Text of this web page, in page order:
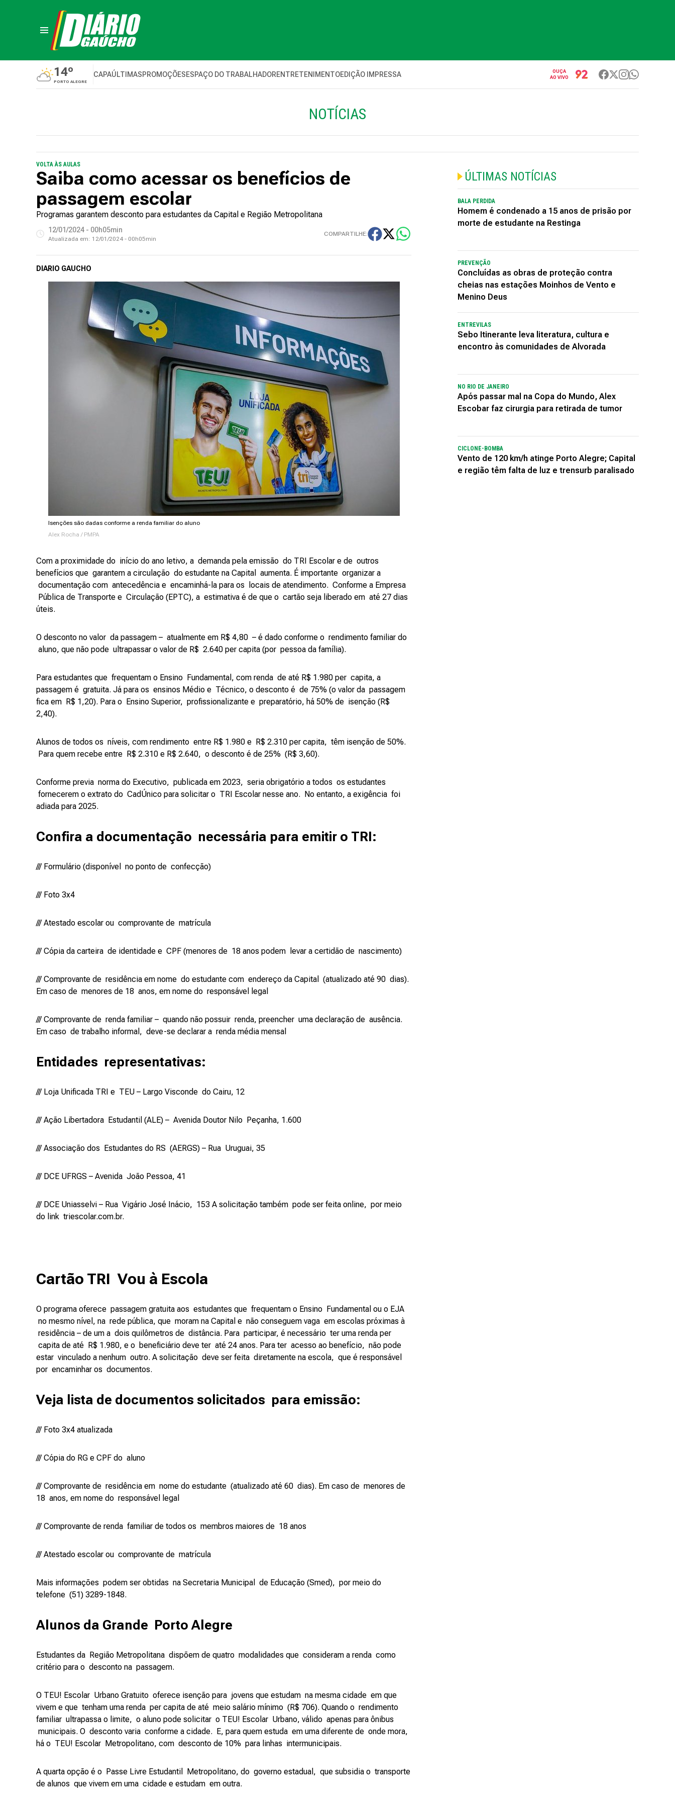
14º
PORTO ALEGRE
CAPAÚLTIMASPROMOÇÕESESPAÇO DO TRABALHADORENTRETENIMENTOEDIÇÃO IMPRESSA
OUÇA
AO VIVO
NOTÍCIAS
VOLTA ÀS AULAS
Saiba como acessar os benefícios de
passagem escolar
Programas garantem desconto para estudantes da Capital e Região Metropolitana
12/01/2024 - 00h05min
Atualizada em: 12/01/2024 - 00h05min
COMPARTILHE:
DIARIO GAUCHO
Isenções são dadas conforme a renda familiar do aluno
Alex Rocha / PMPA
Com a proximidade do início do ano letivo, a demanda pela emissão do TRI Escolar e de outros
benefícios que garantem a circulação do estudante na Capital aumenta. É importante organizar a
documentação com antecedência e encaminhá-la para os locais de atendimento. Conforme a Empresa
Pública de Transporte e Circulação (EPTC), a estimativa é de que o cartão seja liberado em até 27 dias
úteis.
O desconto no valor da passagem – atualmente em R$ 4,80 – é dado conforme o rendimento familiar do
aluno, que não pode ultrapassar o valor de R$ 2.640 per capita (por pessoa da família).
Para estudantes que frequentam o Ensino Fundamental, com renda de até R$ 1.980 per capita, a
passagem é gratuita. Já para os ensinos Médio e Técnico, o desconto é de 75% (o valor da passagem
fica em R$ 1,20). Para o Ensino Superior, profissionalizante e preparatório, há 50% de isenção (R$
2,40).
Alunos de todos os níveis, com rendimento entre R$ 1.980 e R$ 2.310 per capita, têm isenção de 50%.
Para quem recebe entre R$ 2.310 e R$ 2.640, o desconto é de 25% (R$ 3,60).
Conforme previa norma do Executivo, publicada em 2023, seria obrigatório a todos os estudantes
fornecerem o extrato do CadÚnico para solicitar o TRI Escolar nesse ano. No entanto, a exigência foi
adiada para 2025.
Confira a documentação necessária para emitir o TRI:
/// Formulário (disponível no ponto de confecção)
/// Foto 3x4
/// Atestado escolar ou comprovante de matrícula
/// Cópia da carteira de identidade e CPF (menores de 18 anos podem levar a certidão de nascimento)
/// Comprovante de residência em nome do estudante com endereço da Capital (atualizado até 90 dias).
Em caso de menores de 18 anos, em nome do responsável legal
/// Comprovante de renda familiar – quando não possuir renda, preencher uma declaração de ausência.
Em caso de trabalho informal, deve-se declarar a renda média mensal
Entidades representativas:
/// Loja Unificada TRI e TEU – Largo Visconde do Cairu, 12
/// Ação Libertadora Estudantil (ALE) – Avenida Doutor Nilo Peçanha, 1.600
/// Associação dos Estudantes do RS (AERGS) – Rua Uruguai, 35
/// DCE UFRGS – Avenida João Pessoa, 41
/// DCE Uniasselvi – Rua Vigário José Inácio, 153 A solicitação também pode ser feita online, por meio
do link triescolar.com.br.
Cartão TRI Vou à Escola
O programa oferece passagem gratuita aos estudantes que frequentam o Ensino Fundamental ou o EJA
no mesmo nível, na rede pública, que moram na Capital e não conseguem vaga em escolas próximas à
residência – de um a dois quilômetros de distância. Para participar, é necessário ter uma renda per
capita de até R$ 1.980, e o beneficiário deve ter até 24 anos. Para ter acesso ao benefício, não pode
estar vinculado a nenhum outro. A solicitação deve ser feita diretamente na escola, que é responsável
por encaminhar os documentos.
Veja lista de documentos solicitados para emissão:
/// Foto 3x4 atualizada
/// Cópia do RG e CPF do aluno
/// Comprovante de residência em nome do estudante (atualizado até 60 dias). Em caso de menores de
18 anos, em nome do responsável legal
/// Comprovante de renda familiar de todos os membros maiores de 18 anos
/// Atestado escolar ou comprovante de matrícula
Mais informações podem ser obtidas na Secretaria Municipal de Educação (Smed), por meio do
telefone (51) 3289-1848.
Alunos da Grande Porto Alegre
Estudantes da Região Metropolitana dispõem de quatro modalidades que consideram a renda como
critério para o desconto na passagem.
O TEU! Escolar Urbano Gratuito oferece isenção para jovens que estudam na mesma cidade em que
vivem e que tenham uma renda per capita de até meio salário mínimo (R$ 706). Quando o rendimento
familiar ultrapassa o limite, o aluno pode solicitar o TEU! Escolar Urbano, válido apenas para ônibus
municipais. O desconto varia conforme a cidade. E, para quem estuda em uma diferente de onde mora,
há o TEU! Escolar Metropolitano, com desconto de 10% para linhas intermunicipais.
A quarta opção é o Passe Livre Estudantil Metropolitano, do governo estadual, que subsidia o transporte
de alunos que vivem em uma cidade e estudam em outra.
ÚLTIMAS NOTÍCIAS
BALA PERDIDA
Homem é condenado a 15 anos de prisão por
morte de estudante na Restinga
PREVENÇÃO
Concluídas as obras de proteção contra
cheias nas estações Moinhos de Vento e
Menino Deus
ENTREVILAS
Sebo Itinerante leva literatura, cultura e
encontro às comunidades de Alvorada
NO RIO DE JANEIRO
Após passar mal na Copa do Mundo, Alex
Escobar faz cirurgia para retirada de tumor
CICLONE-BOMBA
Vento de 120 km/h atinge Porto Alegre; Capital
e região têm falta de luz e trensurb paralisado